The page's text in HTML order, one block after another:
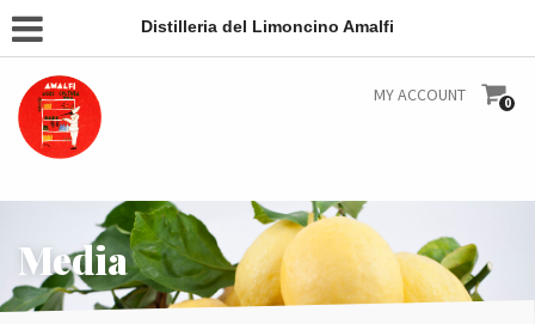
Distilleria del Limoncino Amalfi
MY ACCOUNT 0
Media